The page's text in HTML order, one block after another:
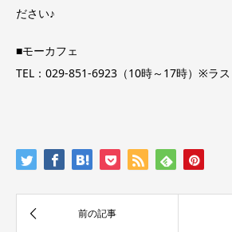
ださい♪
■モーカフェ
TEL：029-851-6923（10時～17時）※ラ